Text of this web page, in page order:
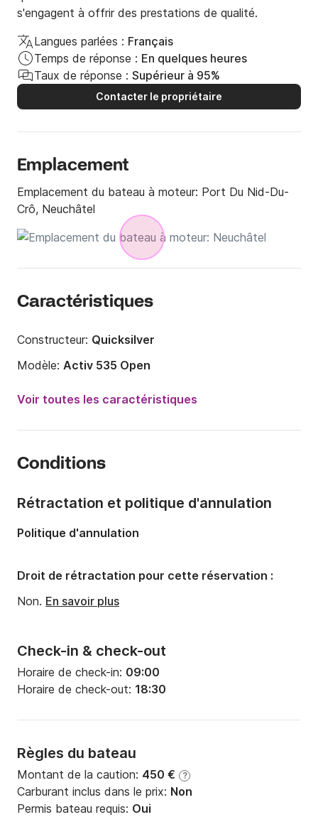
s'engagent à offrir des prestations de qualité.
Langues parlées : Français
Temps de réponse : En quelques heures
Taux de réponse : Supérieur à 95%
Contacter le propriétaire
Emplacement
Emplacement du bateau à moteur: Port Du Nid-Du-
Crô, Neuchâtel
Caractéristiques
Constructeur: Quicksilver
Modèle: Activ 535 Open
Puissance moteur:
80cv
Capacité à bord:
Voir toutes les caractéristiques
Conditions
Check-in & check-out
Horaire de check-in: 09:00
Horaire de check-out: 18:30
Règles du bateau
Montant de la caution: 450 € ?
Carburant inclus dans le prix: Non
Permis bateau requis: Oui
Rétractation et politique d'annulation
Politique d'annulation
Droit de rétractation pour cette réservation :
Non. En savoir plus